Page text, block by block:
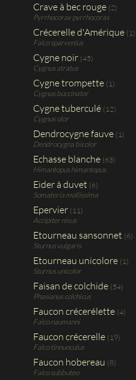
Crave à bec rouge (2)
Pyrrhocorax pyrrhocorax
Crécerelle d'Amérique (1)
Falco sparvenius
Cygne noir (45)
Cygnus atratus
Cygne trompette (1)
Cygnus buccinator
Cygne tuberculé (12)
Cygnus olor
Dendrocygne fauve (1)
Dendrocygna bicolor
Echasse blanche (63)
Himantopus himantopus
Eider à duvet (6)
Somateria mollissima
Epervier (11)
Accipiter nisus
Etourneau sansonnet (6)
Sturnus vulgaris
Etourneau unicolore (1)
Sturnus unicolor
Faisan de colchide (54)
Phasianus colchicus
Faucon crécerélette (4)
Falco naumanni
Faucon crécerelle (19)
Falco tinnunculus
Faucon hobereau (8)
Falco subbuteo